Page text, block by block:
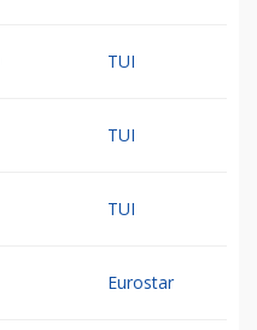
TUI
TUI
TUI
Eurostar